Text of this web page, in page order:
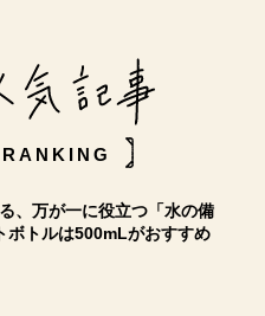
、万が一に役立つ「水の備
ボトルは500mLがおすすめ